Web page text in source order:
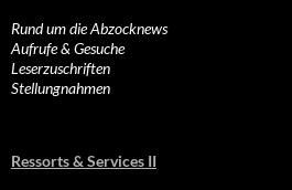
Rund um die Abzocknews
Aufrufe & Gesuche
Leserzuschriften
Stellungnahmen
Ressorts & Services II